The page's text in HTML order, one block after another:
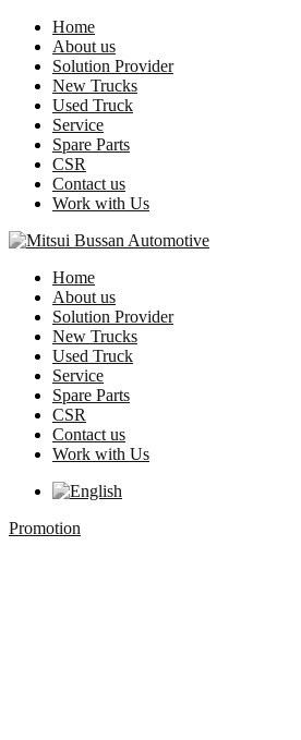
Home
About us
Solution Provider
New Trucks
Used Truck
Service
Spare Parts
CSR
Contact us
Work with Us
Home
About us
Solution Provider
New Trucks
Used Truck
Service
Spare Parts
CSR
Contact us
Work with Us
Promotion